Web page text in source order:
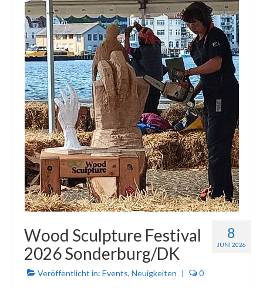
8
JUNI 2026
Wood Sculpture Festival
2026 Sonderburg/DK
Veröffentlicht in: Events, Neuigkeiten | 0